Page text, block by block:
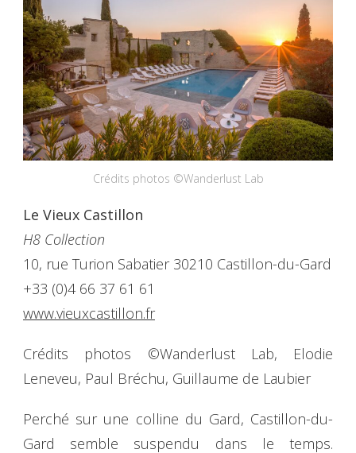
Crédits photos ©Wanderlust Lab
Le Vieux Castillon
H8 Collection
10, rue Turion Sabatier 30210 Castillon-du-Gard
+33 (0)4 66 37 61 61
www.vieuxcastillon.fr
Crédits photos ©Wanderlust Lab, Elodie
Leneveu, Paul Bréchu, Guillaume de Laubier
Perché sur une colline du Gard, Castillon-du-
Gard semble suspendu dans le temps.